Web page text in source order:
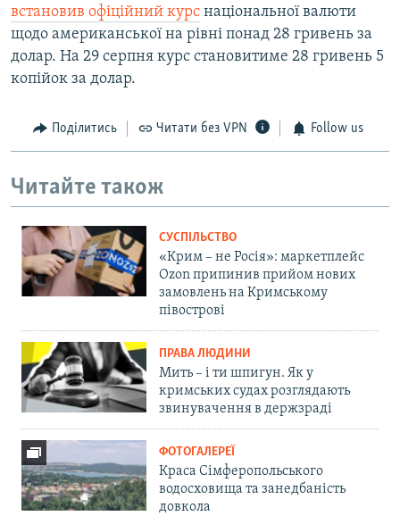
встановив офіційний курс національної валюти
щодо американської на рівні понад 28 гривень за
долар. На 29 серпня курс становитиме 28 гривень 5
копійок за долар.
Поділитись Читати без VPN Follow us
Читайте також
СУСПІЛЬСТВО
«Крим – не Росія»: маркетплейс
Ozon припинив прийом нових
замовлень на Кримському
півострові
ПРАВА ЛЮДИНИ
Мить – і ти шпигун. Як у
кримських судах розглядають
звинувачення в держзраді
ФОТОГАЛЕРЕЇ
Краса Сімферопольського
водосховища та занедбаність
довкола